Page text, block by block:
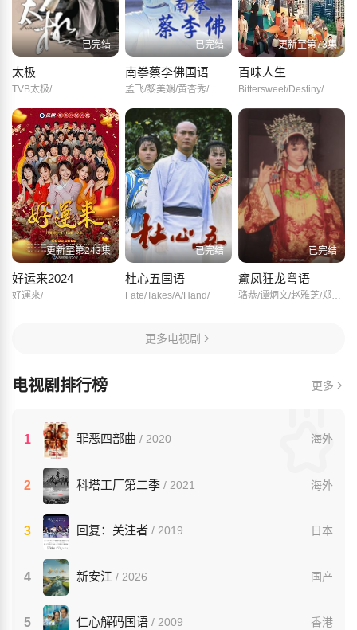
已完结
太极
TVB太极/
已完结
南拳蔡李佛国语
孟飞/黎美娴/黄杏秀/
更新至第73集
百味人生
Bittersweet/Destiny/
更新至第243集
好运来2024
好運來/
已完结
杜心五国语
Fate/Takes/A/Hand/
已完结
癫凤狂龙粤语
骆恭/谭炳文/赵雅芝/郑少萍/胡宝华/郑则仕/任达华/许绍雄/李国麟/卢海鹏/上官玉/
更多电视剧
电视剧排行榜 更多
1 海外
罪恶四部曲 / 2020
2 海外
科塔工厂第二季 / 2021
3 日本
回复：关注者 / 2019
4 国产
新安江 / 2026
5 香港
仁心解码国语 / 2009